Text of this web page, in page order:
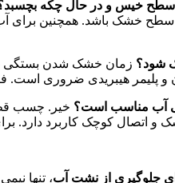
سطح خیس و در حال چکه
سطح خشک باشد. همچنین برای
شود؟
پلیمر هیبریدی ضروری است.
آب مناسب است؟ خیر. چسب
اتصال کوچک کاربرد دارد.
جلوگیری از نشت آب، تنها